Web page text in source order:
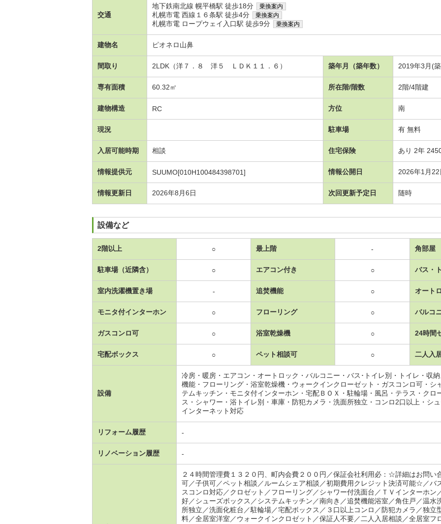
交通
地下鉄南北線 幌平橋駅 徒歩18分 乗換案内
札幌市電 西線１６条駅 徒歩4分 乗換案内
札幌市電 ロープウェイ入口駅 徒歩9分 乗換案内
建物名 ピオネロ山鼻
間取り 2LDK（洋７．８ 洋５ ＬＤＫ１１．６） 築年月（築年数） 2019年3月(
専有面積 60.32㎡ 所在階/階数 2階/4階建
建物構造 RC 方位 南
現況 駐車場 有 無料
入居可能時期 相談 住宅保険 あり 2年
情報提供元 SUUMO[010H100484398701] 情報公開日 2026年1月22
情報更新日 2026年8月6日 次回更新予定日 随時
設備など
2階以上 ○ 最上階 - 角部屋
駐車場（近隣含） ○ エアコン付き ○ バス・
室内洗濯機置き場 - 追焚機能 ○ オート
モニタ付インターホン ○ フローリング ○ バルコ
ガスコンロ可 ○ 浴室乾燥機 ○ 24時間
宅配ボックス ○ ペット相談可 ○ 二人入
設備
冷房・暖房・エアコン・オートロック・バルコニー・バス･トイレ別・トイレ・収
機能・フローリング・浴室乾燥機・ウォークインクローゼット・ガスコンロ可・シ
テムキッチン・モニタ付インターホン・宅配ＢＯＸ・駐輪場・風呂・テラス・クロ
ス・シャワー・浴トイレ別・車庫・防犯カメラ・洗面所独立・コンロ2口以上・シ
インターネット対応
リフォーム履歴 -
リノベーション履歴 -
２４時間管理費１３２０円、町内会費２００円／保証会社利用必：☆詳細はお問
可／子供可／ペット相談／ルームシェア相談／初期費用クレジット決済可能☆／バ
スコンロ対応／クロゼット／フローリング／シャワー付洗面台／ＴＶインターホン
好／シューズボックス／システムキッチン／南向き／追焚機能浴室／角住戸／温水
所独立／洗面化粧台／駐輪場／宅配ボックス／３口以上コンロ／防犯カメラ／独立
料／全居室洋室／ウォークインクロゼット／保証人不要／二人入居相談／全居室フ